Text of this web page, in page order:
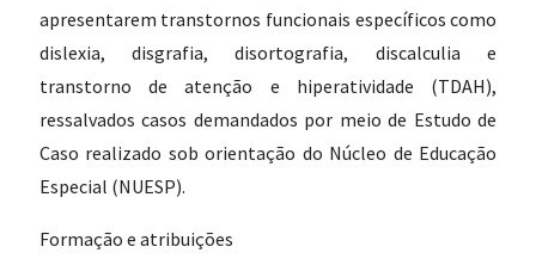
apresentarem transtornos funcionais específicos como
dislexia, disgrafia, disortografia, discalculia e
transtorno de atenção e hiperatividade (TDAH),
ressalvados casos demandados por meio de Estudo de
Caso realizado sob orientação do Núcleo de Educação
Especial (NUESP).
Formação e atribuições